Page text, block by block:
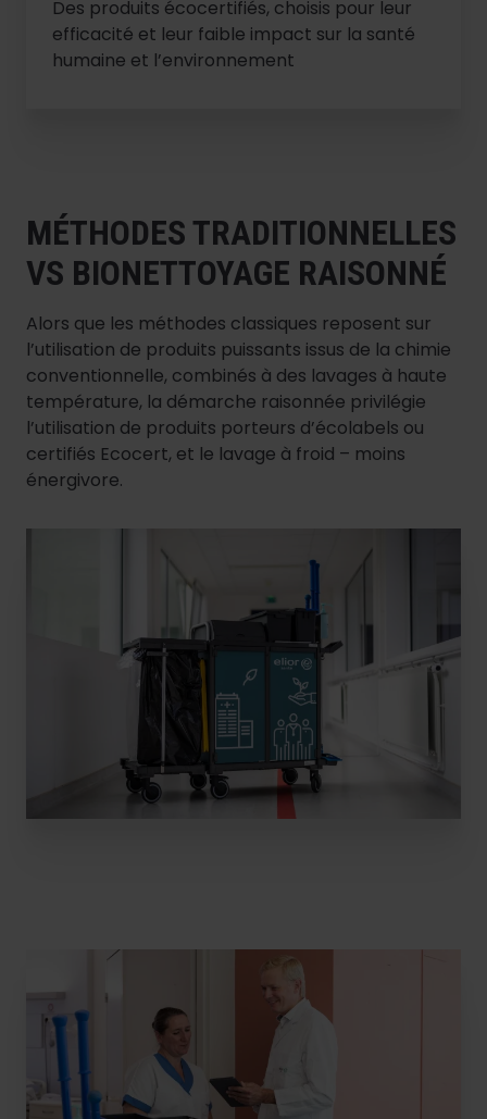
Des produits écocertifiés, choisis pour leur
efficacité et leur faible impact sur la santé
humaine et l’environnement
MÉTHODES TRADITIONNELLES
VS BIONETTOYAGE RAISONNÉ
Alors que les méthodes classiques reposent sur
l’utilisation de produits puissants issus de la chimie
conventionnelle, combinés à des lavages à haute
température, la démarche raisonnée privilégie
l’utilisation de produits porteurs d’écolabels ou
certifiés Ecocert, et le lavage à froid – moins
énergivore.